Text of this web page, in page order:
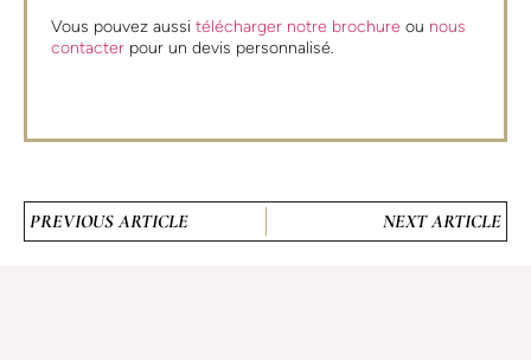
Vous pouvez aussitélécharger notre brochure ou nous
contacter pour un devis personnalisé.
PREVIOUS ARTICLE NEXT ARTICLE